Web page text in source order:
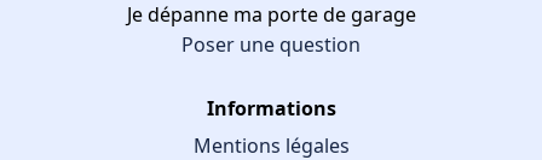
Je dépanne ma porte de garage
Poser une question
Informations
Mentions légales